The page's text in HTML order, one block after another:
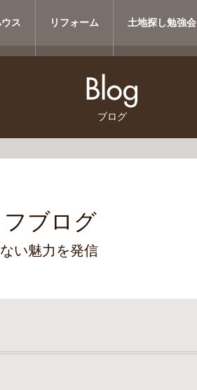
ス リフォーム 土地探し勉強会
ブログ
ブログ
い魅力を発信